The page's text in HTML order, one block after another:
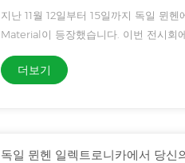
지난 11월 12일부터 15일까지 독일
Material이 등장했습니다. 이번 전시회
(DBC,AMB) 제품을 중점적으로 전시
스톱 종합 솔루션을 제공할...
더보기
독일 뮌헨 일렉트로니카에서 당신